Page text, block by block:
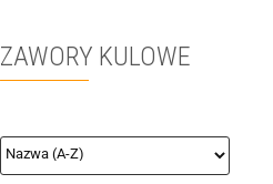
ZAWORY KULOWE